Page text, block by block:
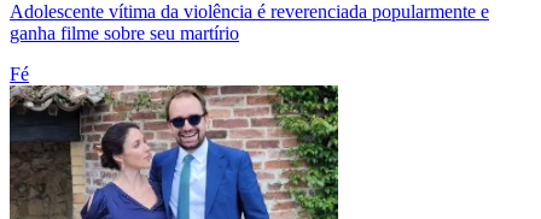
Adolescente vítima da violência é reverenciada popularmente e
ganha filme sobre seu martírio
Fé